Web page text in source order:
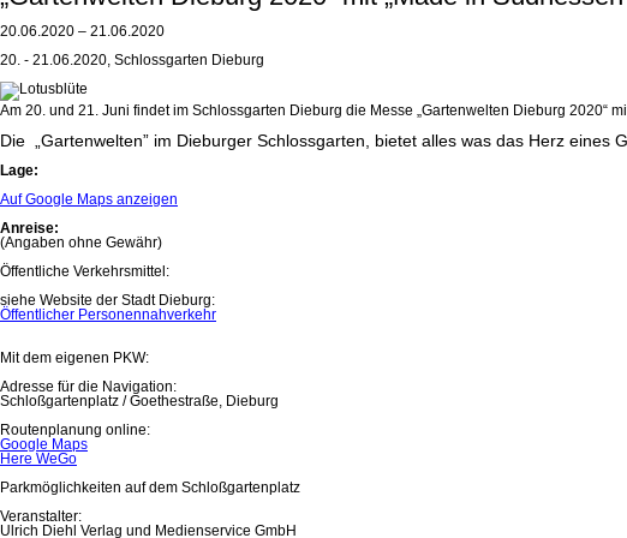
20.06.2020 – 21.06.2020
20. - 21.06.2020, Schlossgarten Dieburg
Am 20. und 21. Juni findet im Schlossgarten Dieburg die Messe „Gartenwelten Dieburg 2020“
Die „Gartenwelten” im Dieburger Schlossgarten, bietet alles was das Herz
Lage:
Auf Google Maps anzeigen
Anreise:
(Angaben ohne Gewähr)
Öffentliche Verkehrsmittel:
siehe Website der Stadt Dieburg:
Öffentlicher Personennahverkehr
Mit dem eigenen PKW:
Adresse für die Navigation:
Schloßgartenplatz / Goethestraße, Dieburg
Routenplanung online:
Google Maps
Here WeGo
Parkmöglichkeiten auf dem Schloßgartenplatz
Veranstalter:
Ulrich Diehl Verlag und Medienservice GmbH